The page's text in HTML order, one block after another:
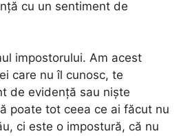
cu un sentiment de
impostorului. Am acest
care nu îl cunosc, te
de evidență sau niște
poate tot ceea ce ai făcut nu
ci este o impostură, că nu